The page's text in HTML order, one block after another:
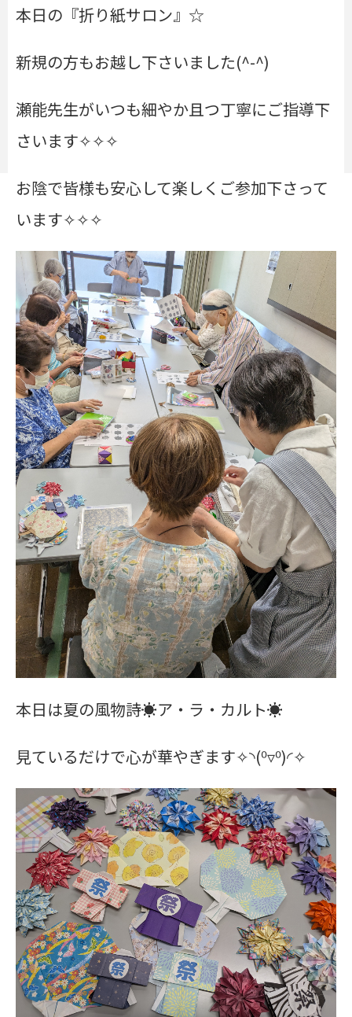
本日の『折り紙サロン』☆
新規の方もお越し下さいました(^-^)
瀬能先生がいつも細やか且つ丁寧にご指導下
さいます✧✧✧
お陰で皆様も安心して楽しくご参加下さって
います✧✧✧
本日は夏の風物詩☀ア・ラ・カルト☀
見ているだけで心が華やぎます✧◝(⁰▿⁰)◜✧